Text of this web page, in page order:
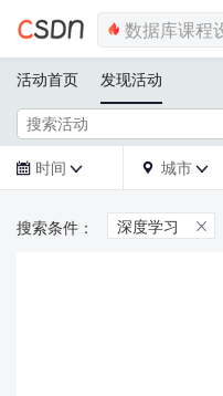
活动首页 发现活动
 时间   城市 
深度学习 